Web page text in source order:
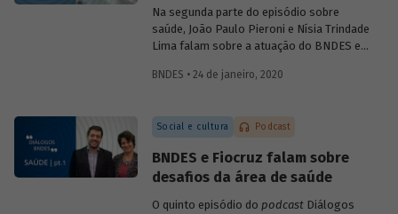
Araújo (CEBDS) falam sobre importância
dessa agenda para enfrentar os principais
desafios relacionados ao
Na segunda parte do episódio sobre
saúde, João Paulo Pieroni e Nísia Trindade
Lima falam sobre a atuação do BNDES e
instituições contribuem para a
chamado complexo industrial e de
BNDES • 24 de janeiro, 2020
Social e cultura Podcast
BNDES e Fiocruz falam sobre
desafios da área de saúde
O quinto episódio do podcastDiálogos